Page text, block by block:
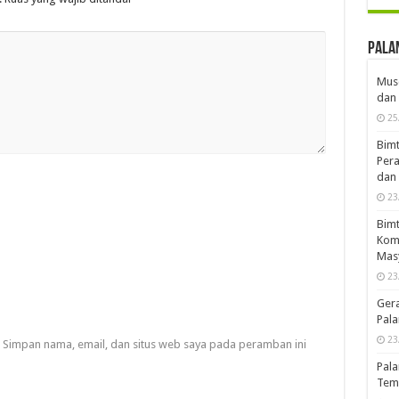
Simpan nama, email, dan situs web saya pada peramban ini
dan
dan